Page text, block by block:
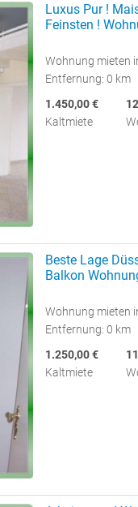
Luxus Pur !
Feinsten !
Wohnung mieten
Entfernung: 0 km
1.450,00 €
Kaltmiete
Beste Lage
Balkon
Wohnung mieten
Entfernung: 0 km
1.250,00 €
Kaltmiete